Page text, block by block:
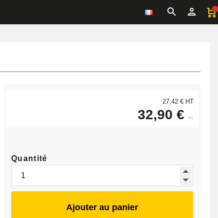
27,42 € HT
32,90 € ttc
Quantité
Ajouter au panier